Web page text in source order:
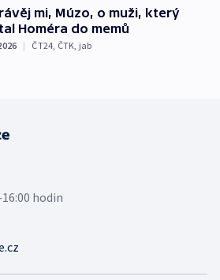
mi, Múzo, o muži, který
Homéra do memů
| ČT24 ČTK jab
hodin